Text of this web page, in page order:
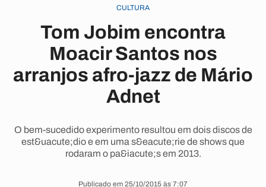
CULTURA
Tom Jobim encontra
Moacir Santos nos
arranjos afro-jazz de Mário
Adnet
O bem-sucedido experimento resultou em dois discos de
est&uacute;dio e em uma s&eacute;rie de shows que
rodaram o pa&iacute;s em 2013.
Publicado em 25/10/2015 às 7:07